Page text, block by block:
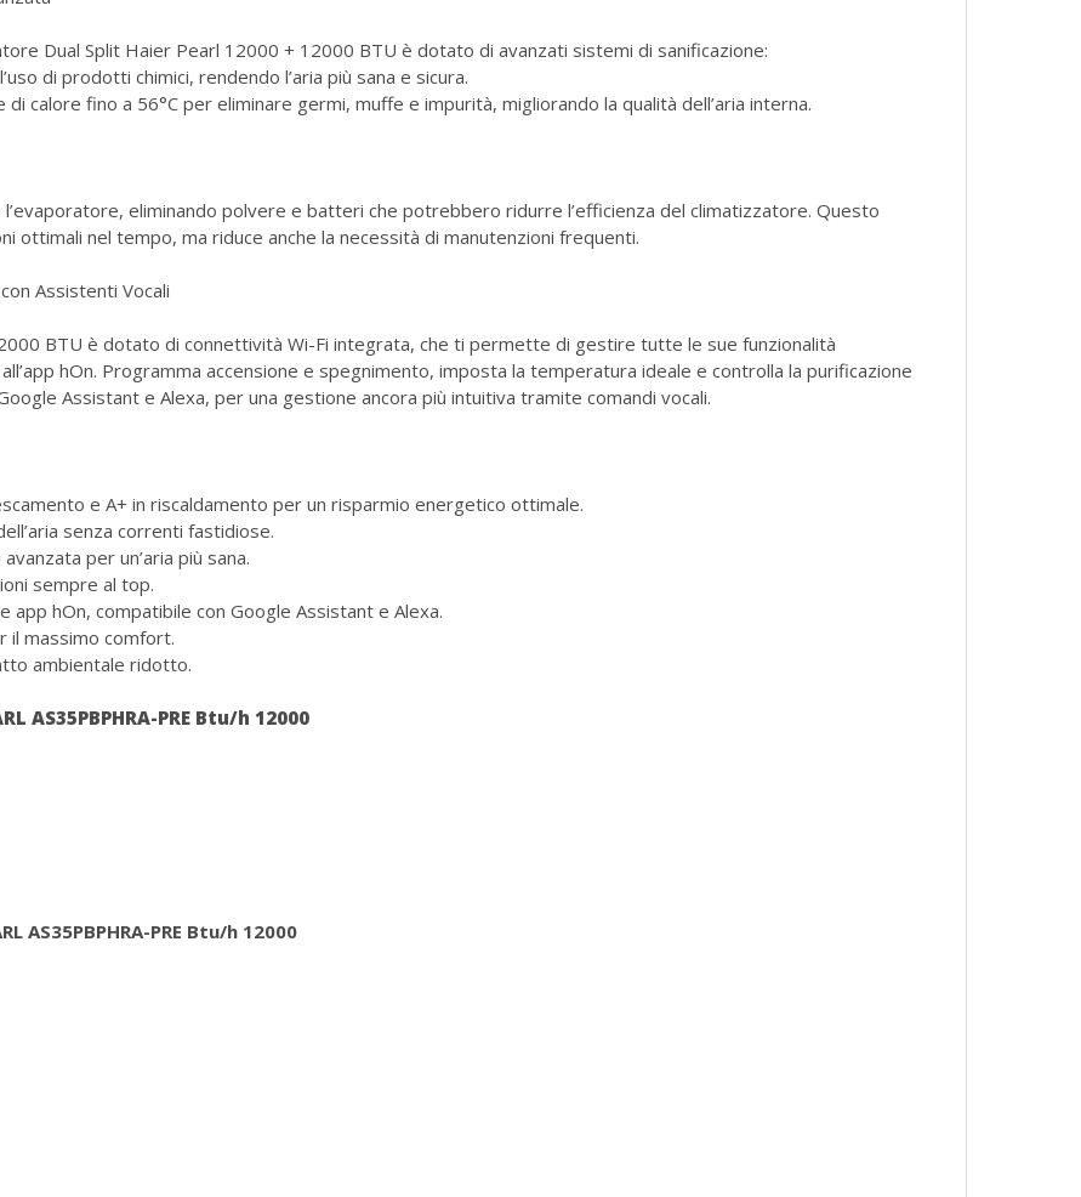
Dual Split Haier Pearl 12000 + 12000 BTU è dotato di avanzati sistemi di sanificazione:
di prodotti chimici, rendendo l’aria più sana e sicura.
di calore fino a 56°C per eliminare germi, muffe e impurità, migliorando la qualità dell’aria interna.
eliminando polvere e batteri che potrebbero ridurre l’efficienza del climatizzatore. Questo
ottimali nel tempo, ma riduce anche la necessità di manutenzioni frequenti.
Assistenti Vocali
BTU è dotato di connettività Wi-Fi integrata, che ti permette di gestire tutte le sue funzionalità
hOn. Programma accensione e spegnimento, imposta la temperatura ideale e controlla la purificazione
Assistant e Alexa, per una gestione ancora più intuitiva tramite comandi vocali.
e A+ in riscaldamento per un risparmio energetico ottimale.
senza correnti fastidiose.
per un’aria più sana.
sempre al top.
hOn, compatibile con Google Assistant e Alexa.
il massimo comfort.
ambientale ridotto.
AS35PBPHRA-PRE Btu/h 12000
AS35PBPHRA-PRE Btu/h 12000